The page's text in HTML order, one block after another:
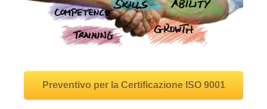
Preventivo per la Certificazione ISO 9001